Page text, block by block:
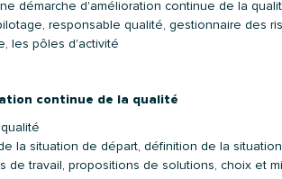
démarche d'amélioration continue de la
responsable qualité, gestionnaire des
les pôles d'activité
continue de la qualité
la situation de départ, définition de la
de travail, propositions de solutions, choix et